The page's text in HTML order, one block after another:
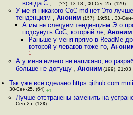
всегда С , (??), 18:18 , 30-Сен-25, (129)
У меня никакого CoC md нет Это
тенденциям , Аноним (157), 19:51 , 30-
А мы не следуем тенденциям Это
подсунуть CoC, который ле, Аноним
Раньше у меня прямо в ReadMe
которой у леваков тоже по,
1
А у меня ничего не написано, но
больше не допущу , Аноним (199), 21:03
Так уже всё сделано https github com
30-Сен-25, (64) +1
Лучше отстранены заменить на
Сен-25, (128)